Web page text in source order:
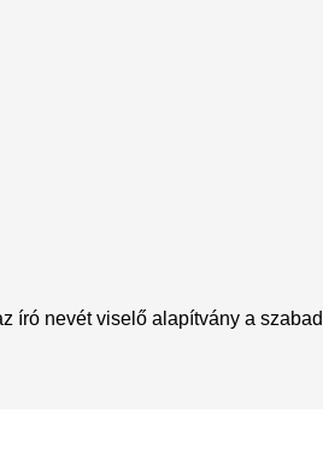
nevét viselő alapítvány a